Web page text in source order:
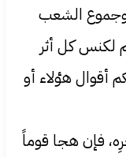
وجموع الشعب
لكنس كل أثر
أقوال هٶلاء أو
فإن هجا قوماً